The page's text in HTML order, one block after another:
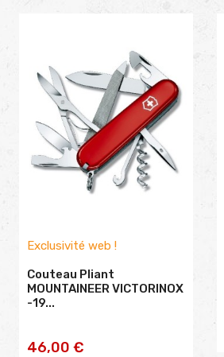
Exclusivité web !
Couteau Pliant
MOUNTAINEER VICTORINOX
-19...
46,00 €AJOUTER AU